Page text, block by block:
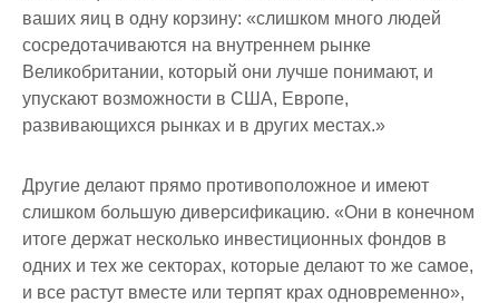
ваших яиц в одну корзину: «слишком много людей
сосредотачиваются на внутреннем рынке
Великобритании, который они лучше понимают, и
упускают возможности в США, Европе,
развивающихся рынках и в других местах.»
Другие делают прямо противоположное и имеют
слишком большую диверсификацию. «Они в конечном
итоге держат несколько инвестиционных фондов в
одних и тех же секторах, которые делают то же самое,
и все растут вместе или терпят крах одновременно»,